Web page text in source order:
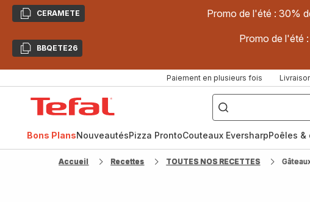
CopierCERAMETE Promo de l'été : 30%
CopierBBQETE26
Promo de l'été
Paiement en plusieurs fois
["Poêles
inox,
Cake
Factory,
Bons PlansNouveautésPizza ProntoCouteaux EversharpPoêles &
Accueil Recettes TOUTES NOS RECETTES